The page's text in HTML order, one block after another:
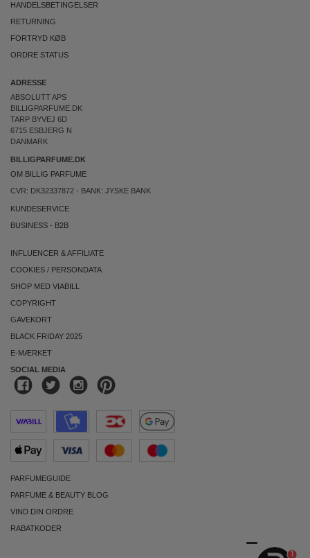
HANDELSBETINGELSER
RETURNING
FORTRYD KØB
ORDRE STATUS
ADRESSE
ABSOLUTT APS
BILLIGPARFUME.DK
TARP BYVEJ 6D
6715 ESBJERG N
DANMARK
BILLIGPARFUME.DK
OM BILLIG PARFUME
CVR: DK32337872 - BANK: JYSKE BANK
KUNDESERVICE
BUSINESS - B2B
INFLUENCER & AFFILIATE
COOKIES / PERSONDATA
SHOP MED VIABILL
COPYRIGHT
GAVEKORT
BLACK FRIDAY 2025
E-MÆRKET
SOCIAL MEDIA
PARFUMEGUIDE
PARFUME & BEAUTY BLOG
VIND DIN ORDRE
RABATKODER
1